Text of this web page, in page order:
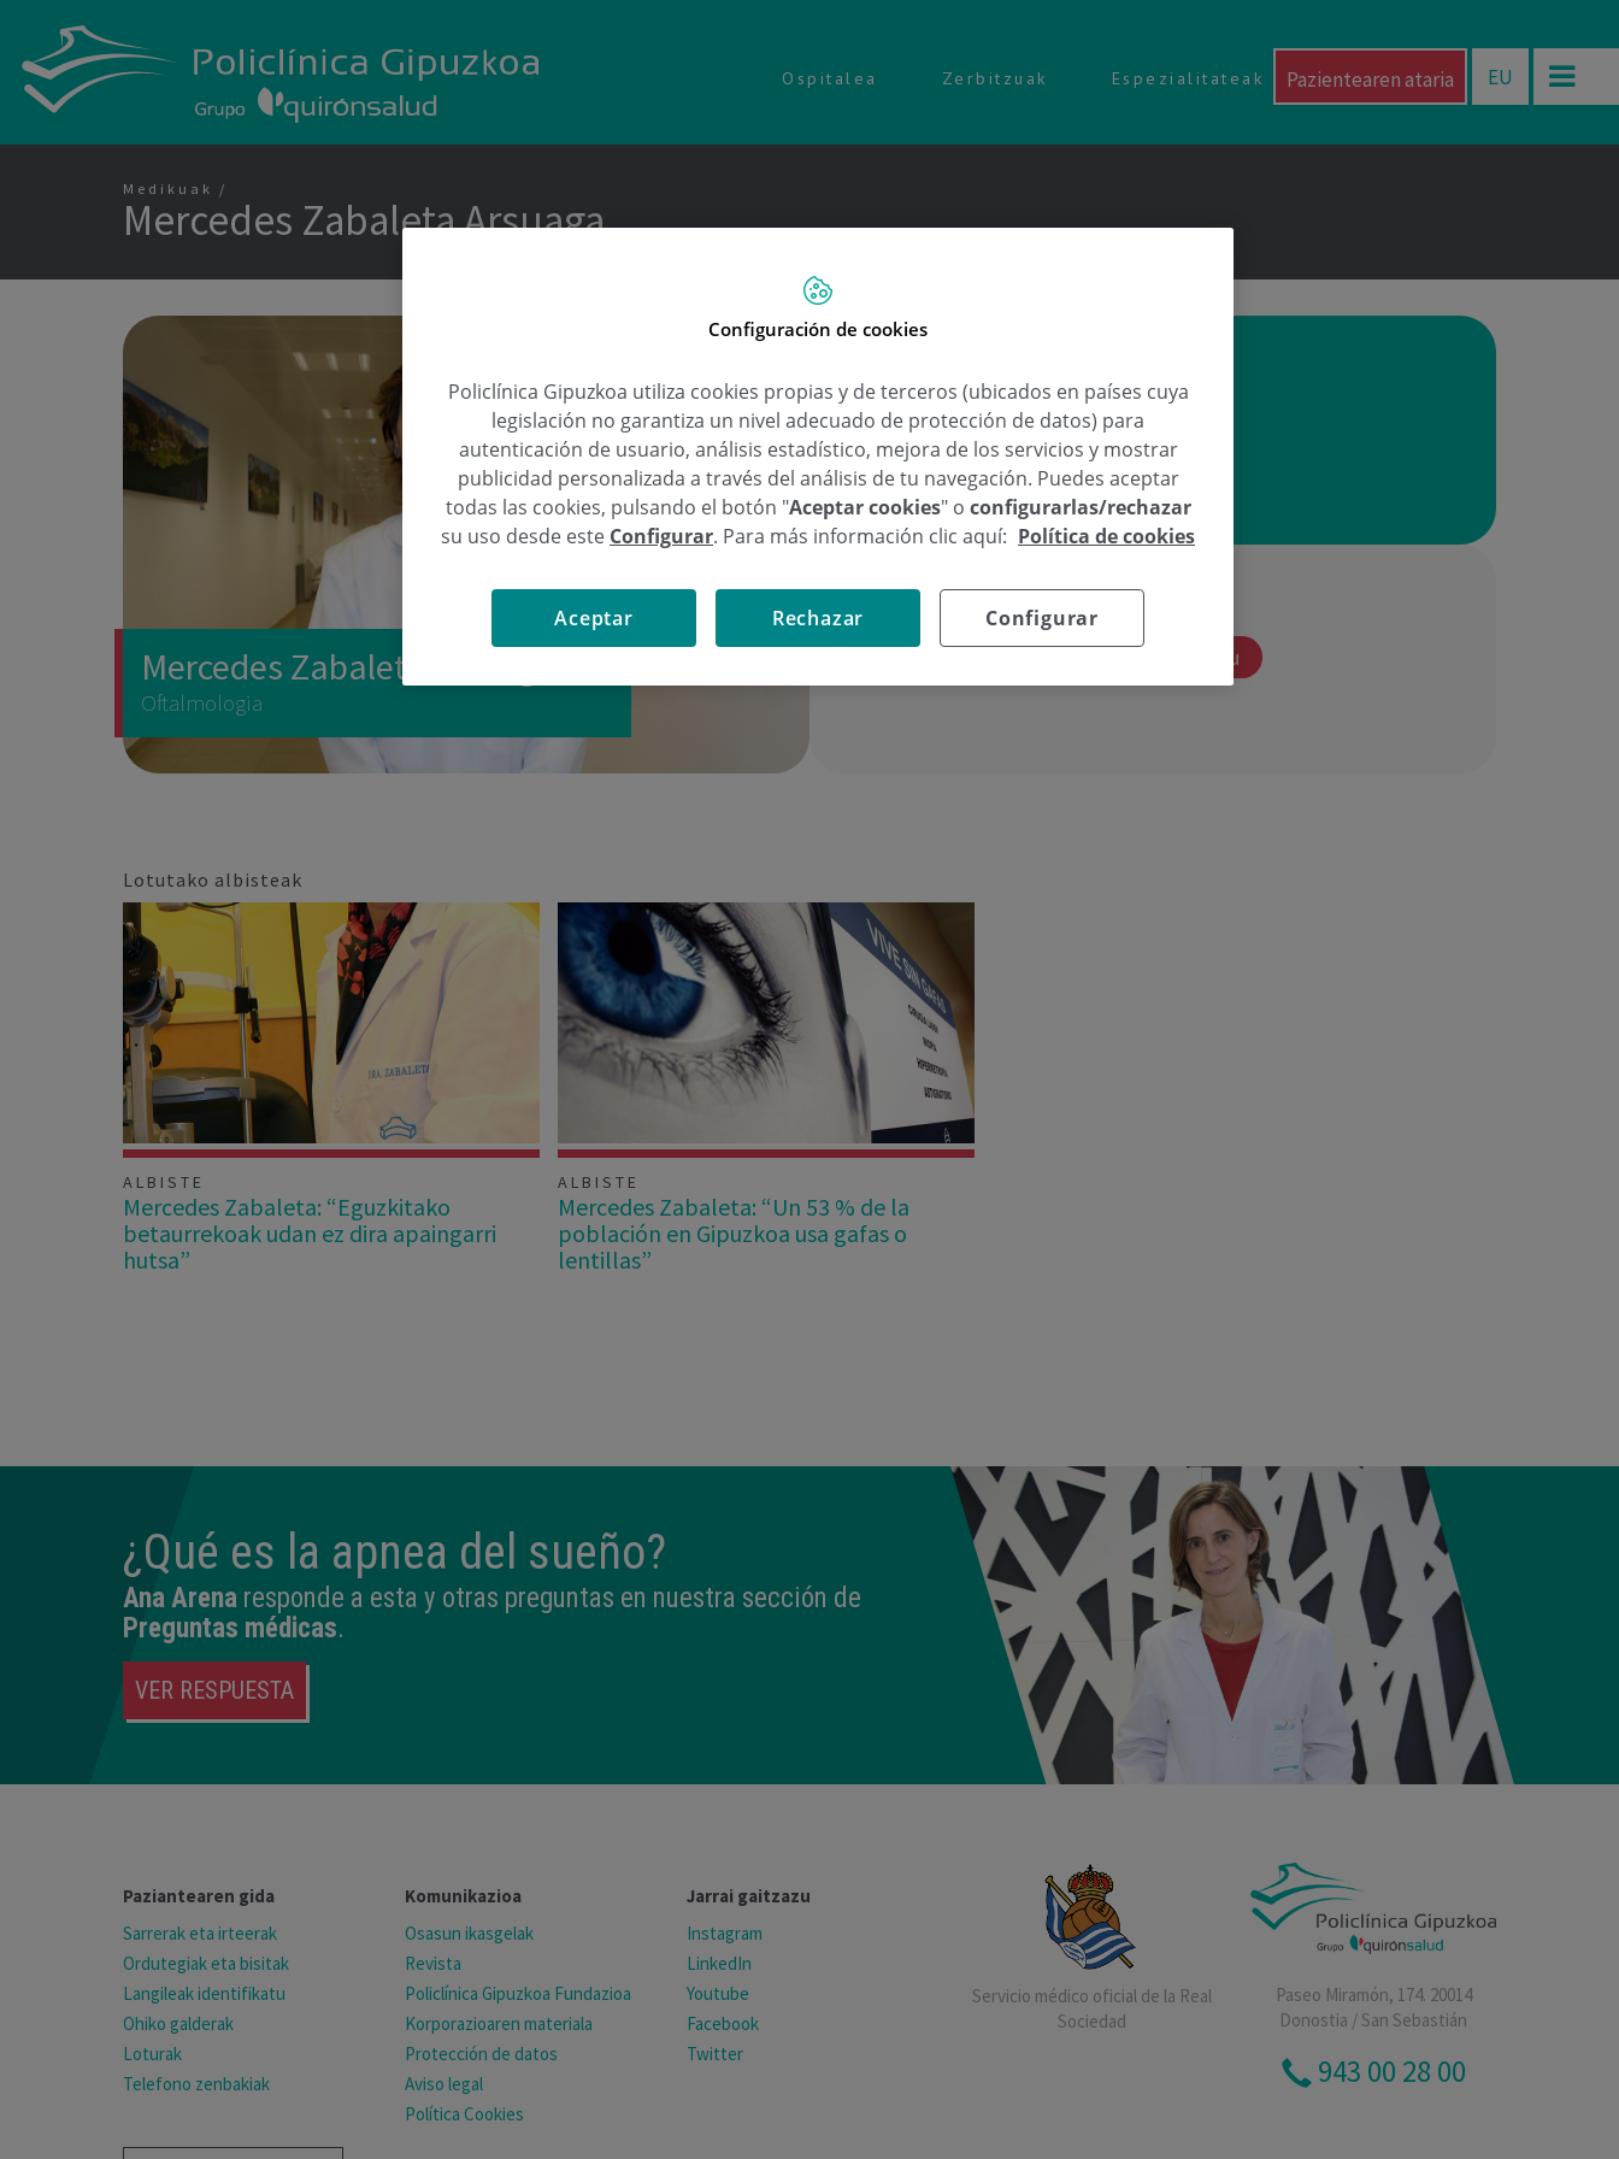
Ospitalea Zerbitzuak Espezialitateak Pazientearen ataria EU
Medikuak
Mercedes Zabaleta Arsuaga
Mercedes Zabaleta Arsuaga Dk.
Oftalmologia
Mercedes Zabaleta Arsuaga Dk.
Eskatu hitzordu bat
Hitzordua eskatu
Lotutako albisteak
ALBISTE
Mercedes Zabaleta: “Eguzkitako
betaurrekoak udan ez dira apaingarri
hutsa”
ALBISTE
Mercedes Zabaleta: “Un 53 % de la
población en Gipuzkoa usa gafas o
lentillas”
¿Qué es la apnea del sueño?
Ana Arena responde a esta y otras preguntas en nuestra sección de
Preguntas médicas.
VER RESPUESTA
Paziantearen gida
Sarrerak eta irteerak
Ordutegiak eta bisitak
Langileak identifikatu
Ohiko galderak
Loturak
Telefono zenbakiak
Komunikazioa
Osasun ikasgelak
Revista
Policlínica Gipuzkoa Fundazioa
Korporazioaren materiala
Protección de datos
Aviso legal
Política Cookies
Jarrai gaitzazu
Instagram
LinkedIn
Youtube
Facebook
Twitter
Servicio médico oficial de la Real
Sociedad
Paseo Miramón, 174. 20014
Donostia / San Sebastián
943 00 28 00
Configuración de cookies
Policlínica Gipuzkoa utiliza cookies propias y de terceros (ubicados en países cuya
legislación no garantiza un nivel adecuado de protección de datos) para
autenticación de usuario, análisis estadístico, mejora de los servicios y mostrar
publicidad personalizada a través del análisis de tu navegación. Puedes aceptar
todas las cookies, pulsando el botón "Aceptar cookies" o configurarlas/rechazar
su uso desde este Configurar. Para más información clic aquí: Política de cookies
Configurar
Rechazar
Aceptar